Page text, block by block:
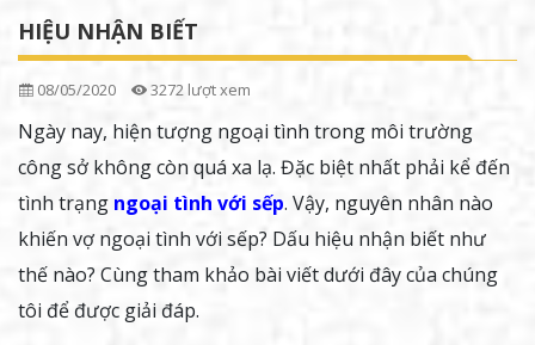
HIỆU NHẬN BIẾT
08/05/2020 3272 lượt xem
Ngày nay, hiện tượng ngoại tình trong môi trường
công sở không còn quá xa lạ. Đặc biệt nhất phải kể đến
tình trạng ngoại tình với sếp. Vậy, nguyên nhân nào
khiến vợ ngoại tình với sếp? Dấu hiệu nhận biết như
thế nào? Cùng tham khảo bài viết dưới đây của chúng
tôi để được giải đáp.